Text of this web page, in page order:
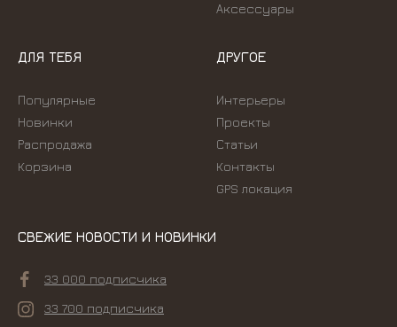
Аксессуары
ДЛЯ ТЕБЯ
Популярные
Новинки
Распродажа
Корзина
ДРУГОЕ
Интерьеры
Проекты
Статьи
Контакты
GPS локация
СВЕЖИЕ НОВОСТИ И НОВИНКИ
33 000 подписчика
33 700 подписчика